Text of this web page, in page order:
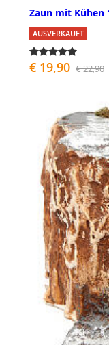
Zaun mit Kühen
AUSVERKAUFT
€ 19,90 € 22,90